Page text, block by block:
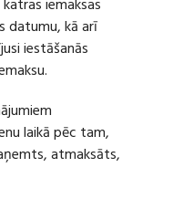
datumu, kā arī
iestāšanās
laikā pēc tam,
atmaksāts,